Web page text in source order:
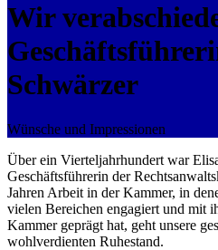
Wir
Schwärzer
Wünsche und Impressionen
Über ein Vierteljahrhundert war
Geschäftsführerin der
Jahren Arbeit in der Kammer, in
vielen Bereichen engagiert und mit
Kammer geprägt hat, geht unsere
wohlverdienten Ruhestand.